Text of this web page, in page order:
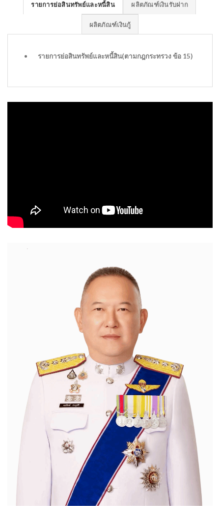
รายการย่อสินทรัพย์และหนี้สิน ผลิตภัณฑ์เงินรับฝาก
ผลิตภัณฑ์เงินกู้
รายการย่อสินทรัพย์และหนี้สิน(ตามกฎกระทรวง ข้อ 15)